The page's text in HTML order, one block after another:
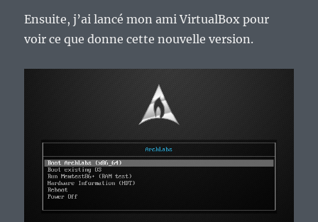
Ensuite, j’ai lancé mon ami VirtualBox pour
voir ce que donne cette nouvelle version.